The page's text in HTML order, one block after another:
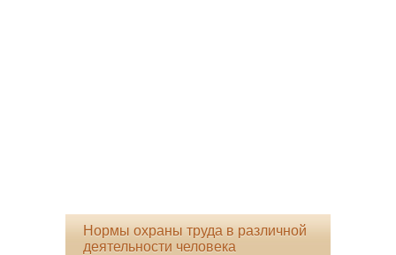
Нормы охраны труда в различной
деятельности человека